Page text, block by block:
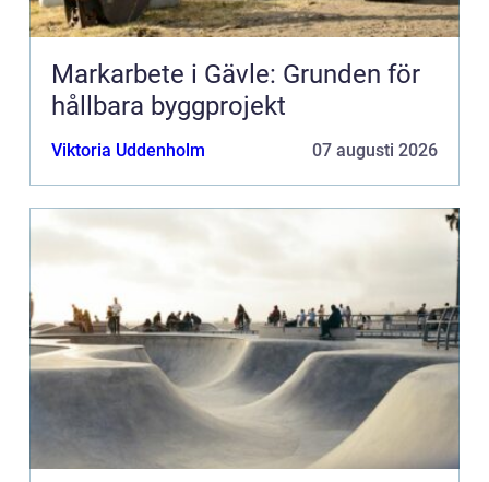
Markarbete i Gävle: Grunden för
hållbara byggprojekt
Viktoria Uddenholm 07 augusti 2026